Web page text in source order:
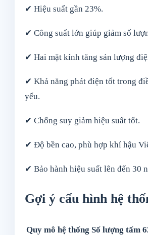
✔ Hiệu suất gần 23%.
✔ Công suất lớn giúp giảm số
✔ Hai mặt kính tăng sản lượng
✔ Khả năng phát điện tốt trong
yếu.
✔ Chống suy giảm hiệu suất tốt.
✔ Độ bền cao, phù hợp khí hậu
✔ Bảo hành hiệu suất lên đến 30
Gợi ý cấu hình hệ
Quy mô hệ thống Số lượng tấm